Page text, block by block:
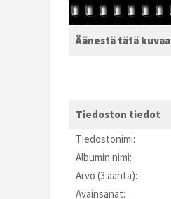
Äänestä tätä kuvaa
Tiedoston tiedot
Tiedostonimi:
Albumin nimi:
Arvo (3 ääntä):
Avainsanat: